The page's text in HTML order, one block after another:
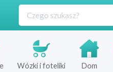
Wózki i foteliki Dom